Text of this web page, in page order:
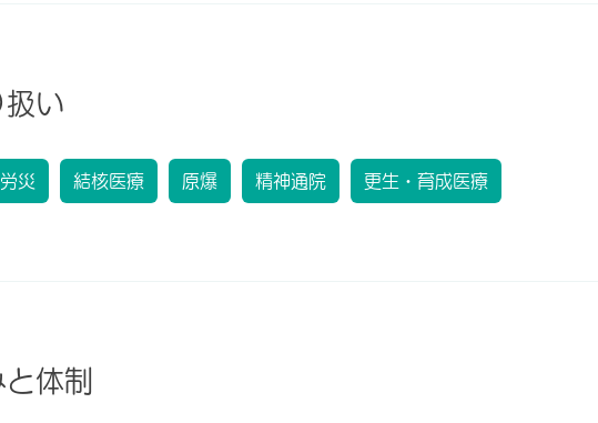
い
労災 結核医療 原爆 精神通院 更生・育成医療
体制